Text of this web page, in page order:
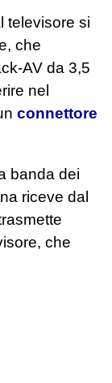
televisore si
che
AV da 3,5
nel
connettore
banda dei
riceve dal
che